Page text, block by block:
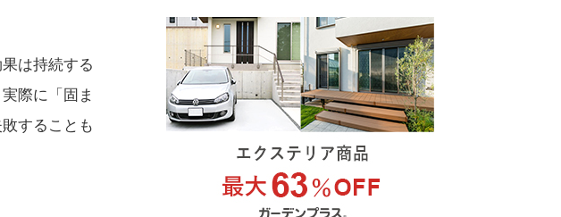
は持続する
際に「固ま
することも